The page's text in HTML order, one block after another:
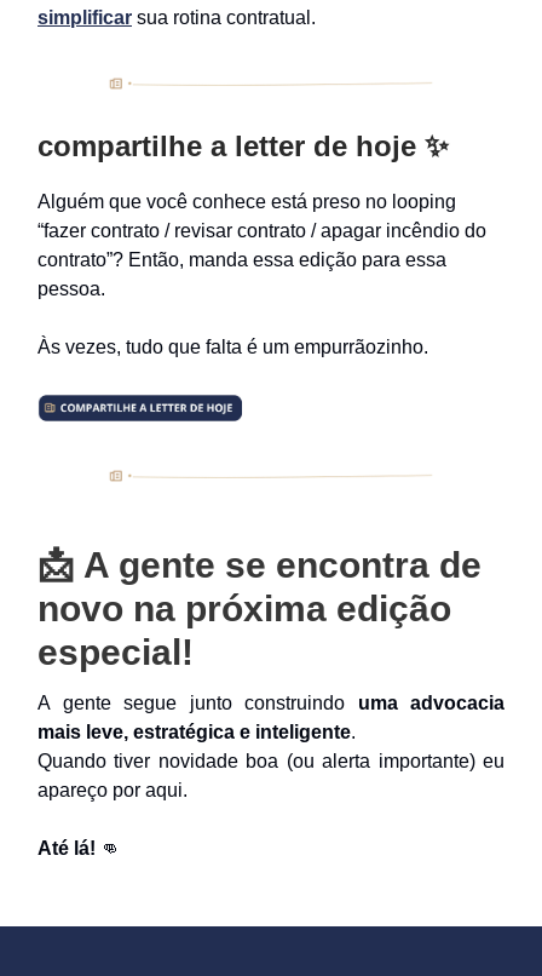
simplificar sua rotina contratual.
compartilhe a letter de hoje ✨
Alguém que você conhece está preso no looping
“fazer contrato / revisar contrato / apagar incêndio do
contrato”? Então, manda essa edição para essa
pessoa.
Às vezes, tudo que falta é um empurrãozinho.
📩 A gente se encontra de
novo na próxima edição
especial!
A gente segue junto construindo uma advocacia
mais leve, estratégica e inteligente.
Quando tiver novidade boa (ou alerta importante) eu
apareço por aqui.
Até lá! 👊